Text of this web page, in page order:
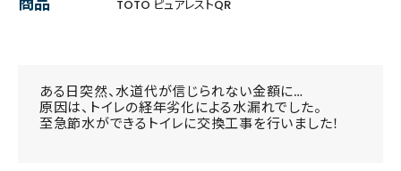
TOTO ピュアレストQR
ある日突然、水道代が信じられない金額に…
原因は、トイレの経年劣化による水漏れでした。
至急節水ができるトイレに交換工事を行いました！